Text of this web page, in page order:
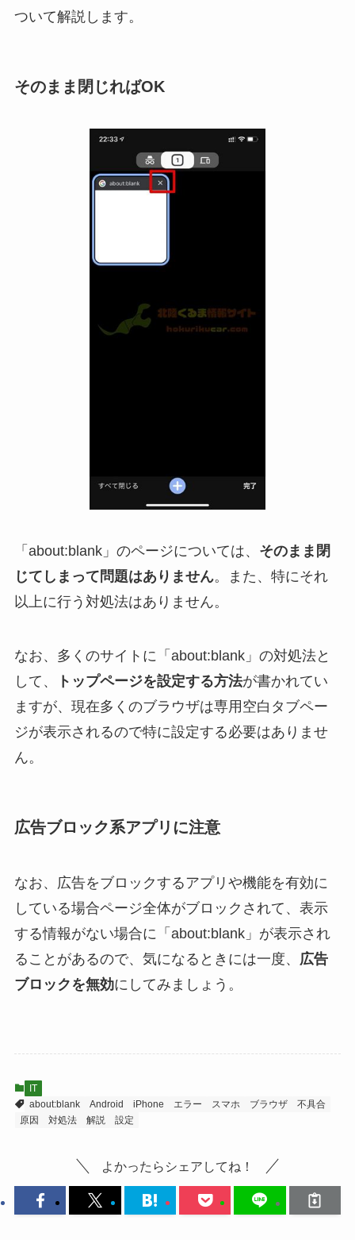
ついて解説します。
そのまま閉じればOK
「about:blank」のページについては、 そのまま閉
じてしまって問題はありません。また、特にそれ
以上に行う対処法はありません。
なお、多くのサイトに「about:blank」の対処法と
して、
トップページを設定する方法が書かれてい
ますが、現在多くのブラウザは専用空白タブペー
ジが表示されるので特に設定する必要はありませ
ん。
広告ブロック系アプリに注意
なお、広告をブロックするアプリや機能を有効に
している場合ページ全体がブロックされて、表示
する情報がない場合に「about:blank」が表示され
ることがあるので、気になるときには一度、
広告
ブロックを無効にしてみましょう。
IT
about:blank
Android iPhone エラー スマホ ブラウザ
不具合
原因
対処法 解説 設定
よかったらシェアしてね！